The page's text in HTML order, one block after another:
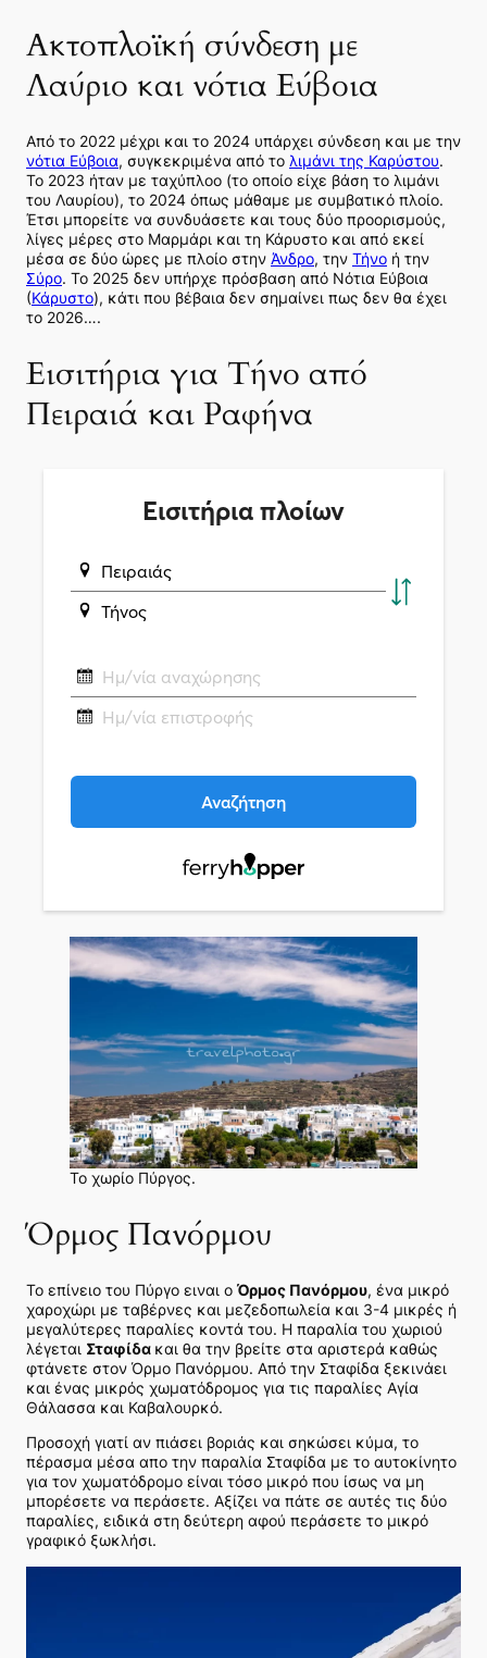
Ακτοπλοϊκή σύνδεση με
Λαύριο και νότια Εύβοια
Από το 2022 μέχρι και το 2024 υπάρχει σύνδεση και με την
νότια Εύβοια, συγκεκριμένα από το λιμάνι της Καρύστου.
Το 2023 ήταν με ταχύπλοο (το οποίο είχε βάση το λιμάνι
του Λαυρίου), το 2024 όπως μάθαμε με συμβατικό πλοίο.
Έτσι μπορείτε να συνδυάσετε και τους δύο προορισμούς,
λίγες μέρες στο Μαρμάρι και τη Κάρυστο και από εκεί
μέσα σε δύο ώρες με πλοίο στην Άνδρο, την Τήνο ή την
Σύρο. Το 2025 δεν υπήρχε πρόσβαση από Νότια Εύβοια
(Κάρυστο), κάτι που βέβαια δεν σημαίνει πως δεν θα έχει
το 2026….
Εισιτήρια για Τήνο από
Πειραιά και Ραφήνα
Το χωρίο Πύργος.
Όρμος Πανόρμου
Το επίνειο του Πύργο ειναι ο Όρμος Πανόρμου, ένα μικρό
χαροχώρι με ταβέρνες και μεζεδοπωλεία και 3-4 μικρές ή
μεγαλύτερες παραλίες κοντά του. Η παραλία του χωριού
λέγεται Σταφίδα και θα την βρείτε στα αριστερά καθώς
φτάνετε στον Όρμο Πανόρμου. Από την Σταφίδα ξεκινάει
και ένας μικρός χωματόδρομος για τις παραλίες Αγία
Θάλασσα και Καβαλουρκό.
Προσοχή γιατί αν πιάσει βοριάς και σηκώσει κύμα, το
πέρασμα μέσα απο την παραλία Σταφίδα με το αυτοκίνητο
για τον χωματόδρομο είναι τόσο μικρό που ίσως να μη
μπορέσετε να περάσετε. Αξίζει να πάτε σε αυτές τις δύο
παραλίες, ειδικά στη δεύτερη αφού περάσετε το μικρό
γραφικό ξωκλήσι.